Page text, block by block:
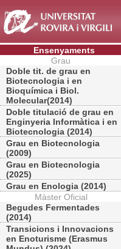
Ensenyaments
Grau
Doble tit. de grau en
Biotecnologia i en
Bioquímica i Biol.
Molecular(2014)
Doble titulació de grau en
Enginyeria Informàtica i en
Biotecnologia (2014)
Grau en Biotecnologia
(2009)
Grau en Biotecnologia
(2025)
Grau en Enologia (2014)
Màster Oficial
Begudes Fermentades
(2014)
Transicions i Innovacions
en Enoturisme (Erasmus